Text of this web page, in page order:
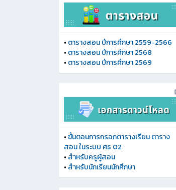
• ตารางสอน ปีการศึกษา 2559-2566
• ตารางสอน ปีการศึกษา 2568
• ตารางสอน ปีการศึกษา 2569
• ขั้นตอนการกรอกตารางเรียน ตาราง
สอน ในระบบ ศธ 02
• สำหรับครูผู้สอน
• สำหรับนักเรียนนักศึกษา